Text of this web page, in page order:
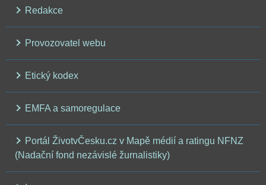
Redakce
Provozovatel webu
Etický kodex
EMFA a samoregulace
Portál ŽivotvČesku.cz v Mapě médií a ratingu NFNZ
(Nadační fond nezávislé žurnalistiky)